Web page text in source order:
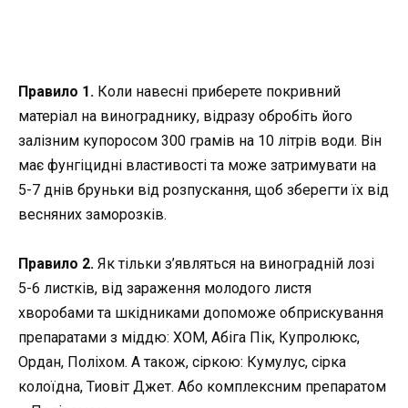
Правило 1. Коли навесні приберете покривний
матеріал на винограднику, відразу обробіть його
залізним купоросом 300 грамів на 10 літрів води. Він
має фунгіцидні властивості та може затримувати на
5-7 днів бруньки від розпускання, щоб зберегти їх від
весняних заморозків.
Правило 2. Як тільки з’являться на виноградній лозі
5-6 листків, від зараження молодого листя
хворобами та шкідниками допоможе обприскування
препаратами з міддю: ХОМ, Абіга Пік, Купролюкс,
Ордан, Поліхом. А також, сіркою: Кумулус, сірка
колоїдна, Тиовіт Джет. Або комплексним препаратом